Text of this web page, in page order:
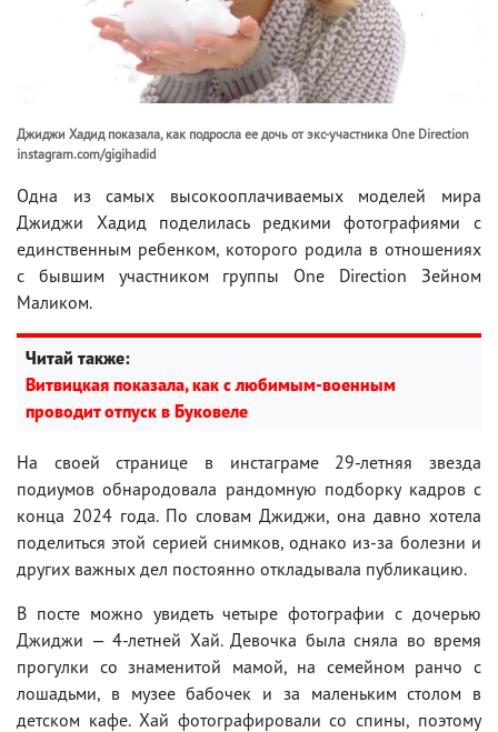
Джиджи Хадид показала, как подросла ее дочь от экс-участника One Direction
instagram.com/gigihadid
Одна из самых высокооплачиваемых моделей мира
Джиджи Хадид поделилась редкими фотографиями с
единственным ребенком, которого родила в отношениях
с бывшим участником группы One Direction Зейном
Маликом.
Читай также:
Витвицкая показала, как с любимым-военным
проводит отпуск в Буковеле
На своей странице в инстаграме 29-летняя звезда
подиумов обнародовала рандомную подборку кадров с
конца 2024 года. По словам Джиджи, она давно хотела
поделиться этой серией снимков, однако из-за болезни и
других важных дел постоянно откладывала публикацию.
В посте можно увидеть четыре фотографии с дочерью
Джиджи — 4-летней Хай. Девочка была сняла во время
прогулки со знаменитой мамой, на семейном ранчо с
лошадьми, в музее бабочек и за маленьким столом в
детском кафе. Хай фотографировали со спины, поэтому